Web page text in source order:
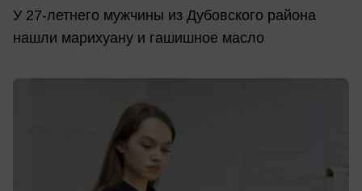
У 27-летнего мужчины из Дубовского района
нашли марихуану и гашишное масло